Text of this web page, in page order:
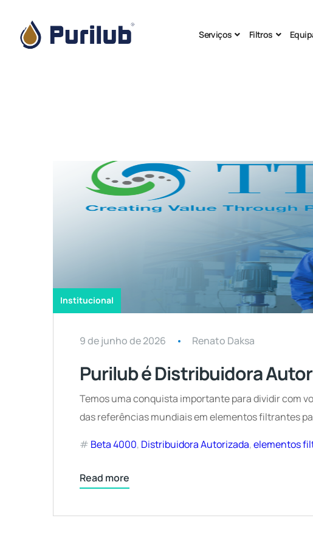
Serviços Filtros
Institucional
9 de junho de 2026 Renato Daksa
Purilub é Distribuidora
Temos uma conquista importante para dividir com
das referências mundiais em elementos filtrantes
Beta 4000, Distribuidora Autorizada,elementos
Read more